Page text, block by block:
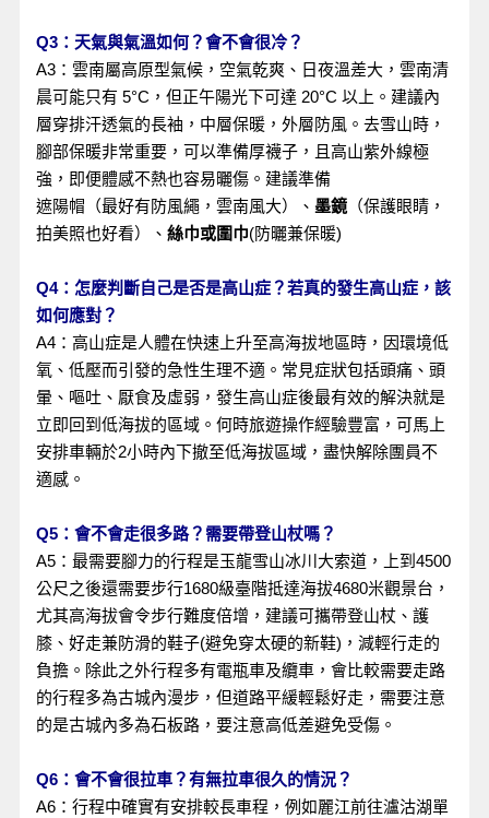
Q3：天氣與氣溫如何？會不會很冷？
A3：雲南屬高原型氣候，空氣乾爽、日夜溫差大，雲南清
晨可能只有 5°C，但正午陽光下可達 20°C 以上。建議內
層穿排汗透氣的長袖，中層保暖，外層防風。去雪山時，
腳部保暖非常重要，可以準備厚襪子，且高山紫外線極
強，即便體感不熱也容易曬傷。建議準備
遮陽帽（最好有防風繩，雲南風大）、 墨鏡（保護眼睛，
拍美照也好看）、 絲巾或圍巾(防曬兼保暖)
Q4：怎麼判斷自己是否是高山症？若真的發生高山症，該
如何應對？
A4：高山症是人體在快速上升至高海拔地區時，因環境低
氧、低壓而引發的急性生理不適。常見症狀包括頭痛、頭
暈、嘔吐、厭食及虛弱，發生高山症後最有效的解決就是
立即回到低海拔的區域。何時旅遊操作經驗豐富，可馬上
安排車輛於2小時內下撤至低海拔區域，盡快解除團員不
適感。
Q5：會不會走很多路？需要帶登山杖嗎？
A5：最需要腳力的行程是玉龍雪山冰川大索道，上到4500
公尺之後還需要步行1680級臺階抵達海拔4680米觀景台，
尤其高海拔會令步行難度倍增，建議可攜帶登山杖、護
膝、好走兼防滑的鞋子(避免穿太硬的新鞋)，減輕行走的
負擔。除此之外行程多有電瓶車及纜車，會比較需要走路
的行程多為古城內漫步，但道路平緩輕鬆好走，需要注意
的是古城內多為石板路，要注意高低差避免受傷。
Q6：會不會很拉車？有無拉車很久的情況？
A6：行程中確實有安排較長車程，例如麗江前往瀘沽湖單